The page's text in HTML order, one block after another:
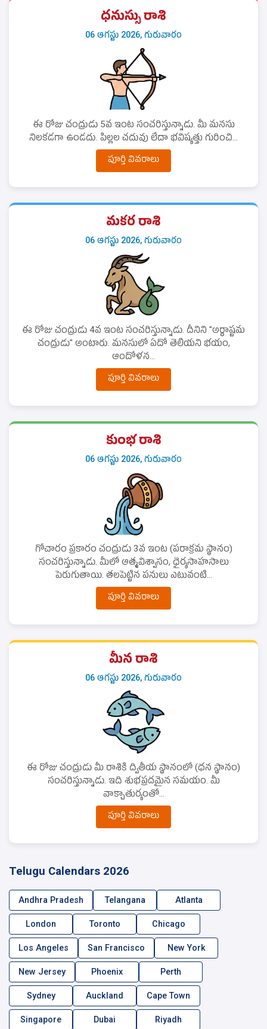
ధనుస్సు రాశి
06 ఆగస్టు 2026, గురువారం
ఈ రోజు చంద్రుడు 5వ ఇంట సంచరిస్తున్నాడు. మీ మనసు
నిలకడగా ఉండదు. పిల్లల చదువు లేదా భవిష్యత్తు గురించి...
పూర్తి వివరాలు
మకర రాశి
06 ఆగస్టు 2026, గురువారం
ఈ రోజు చంద్రుడు 4వ ఇంట సంచరిస్తున్నాడు. దీనిని "అర్ధాష్టమ
చంద్రుడు" అంటారు. మనసులో ఏదో తెలియని భయం,
ఆందోళన...
పూర్తి వివరాలు
కుంభ రాశి
06 ఆగస్టు 2026, గురువారం
గోచారం ప్రకారం చంద్రుడు 3వ ఇంట (పరాక్రమ స్థానం)
సంచరిస్తున్నాడు. మీలో ఆత్మవిశ్వాసం, ధైర్యసాహసాలు
పెరుగుతాయి. తలపెట్టిన పనులు ఎటువంటి...
పూర్తి వివరాలు
మీన రాశి
06 ఆగస్టు 2026, గురువారం
ఈ రోజు చంద్రుడు మీ రాశికి ద్వితీయ స్థానంలో (ధన స్థానం)
సంచరిస్తున్నాడు. ఇది శుభప్రదమైన సమయం. మీ
వాక్చాతుర్యంతో...
పూర్తి వివరాలు
Telugu Calendars 2026
Andhra Pradesh Telangana Atlanta
London Toronto Chicago
Los Angeles San Francisco New York
New Jersey Phoenix Perth
Sydney Auckland Cape Town
Singapore Dubai Riyadh